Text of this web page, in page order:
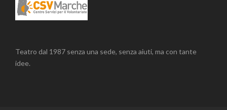
Teatro dal 1987 senza una sede, senza aiuti, ma con tante
idee.